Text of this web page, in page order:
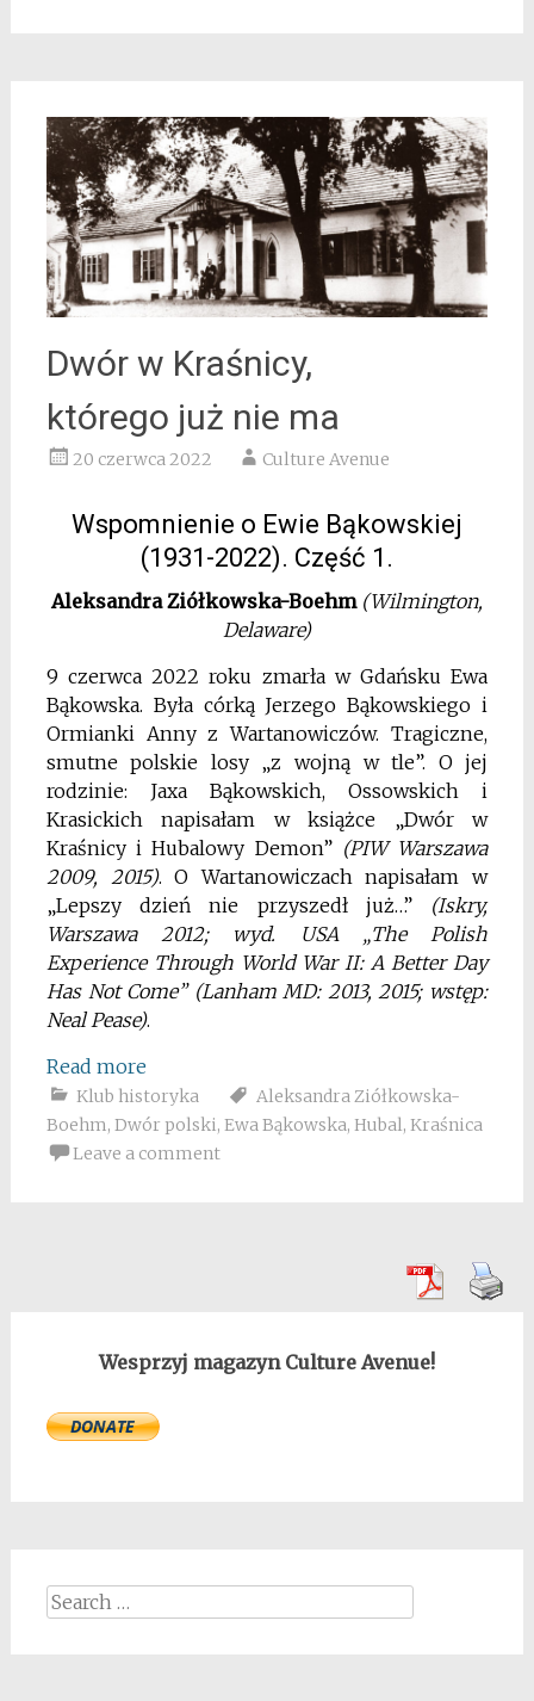
Dwór w Kraśnicy,
którego już nie ma
20 czerwca 2022 Culture Avenue
Wspomnienie o Ewie Bąkowskiej
(1931-2022). Część 1.
Aleksandra Ziółkowska-Boehm (Wilmington,
Delaware)
9 czerwca 2022 roku zmarła w Gdańsku Ewa
Bąkowska. Była córką Jerzego Bąkowskiego i
Ormianki Anny z Wartanowiczów. Tragiczne,
smutne polskie losy „z wojną w tle”. O jej
rodzinie: Jaxa Bąkowskich, Ossowskich i
Krasickich napisałam w książce „Dwór w
Kraśnicy i Hubalowy Demon” (PIW Warszawa
2009, 2015). O Wartanowiczach napisałam w
„Lepszy dzień nie przyszedł już…” (Iskry,
Warszawa 2012; wyd. USA „The Polish
Experience Through World War II: A Better Day
Has Not Come” (Lanham MD: 2013, 2015; wstęp:
Neal Pease).
Read more
Klub historyka
Aleksandra Ziółkowska-
Boehm, Dwór polski, Ewa Bąkowska, Hubal, Kraśnica
Leave a comment
Wesprzyj magazyn Culture Avenue!
Search